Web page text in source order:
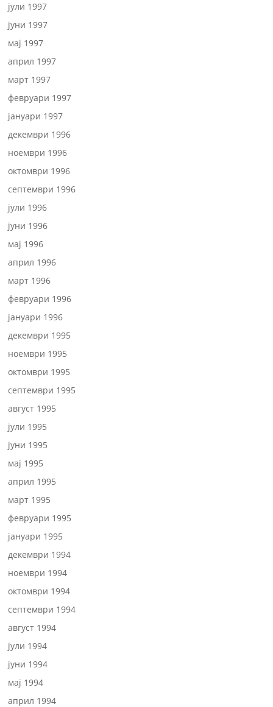
јули 1997
јуни 1997
мај 1997
април 1997
март 1997
февруари 1997
јануари 1997
декември 1996
ноември 1996
октомври 1996
септември 1996
јули 1996
јуни 1996
мај 1996
април 1996
март 1996
февруари 1996
јануари 1996
декември 1995
ноември 1995
октомври 1995
септември 1995
август 1995
јули 1995
јуни 1995
мај 1995
април 1995
март 1995
февруари 1995
јануари 1995
декември 1994
ноември 1994
октомври 1994
септември 1994
август 1994
јули 1994
јуни 1994
мај 1994
април 1994